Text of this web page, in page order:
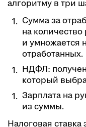
алгоритму в три
Сумма за
на
и умножается
отработанных.
НДФЛ:
который
Зарплата на
из суммы.
Налоговая